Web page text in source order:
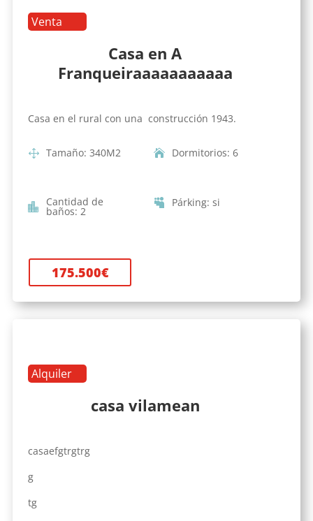
Venta
Casa en A
Franqueiraaaaaaaaaaa
Casa en el rural con una construcción 1943.
Tamaño: 340M2 Dormitorios: 6
Cantidad de
baños: 2
Párking: si
175.500€
Alquiler
casa vilamean
casaefgtrgtrg
g
tg